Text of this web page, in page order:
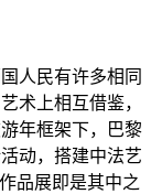
人民有许多相同
术上相互借鉴，
年框架下，巴黎
动，搭建中法艺
品展即是其中之